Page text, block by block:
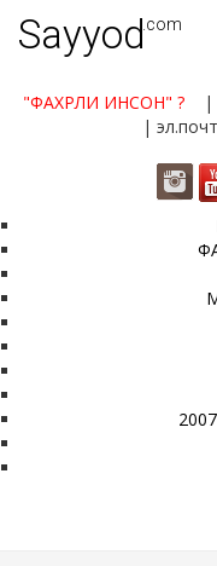
Sayyod.com
"ФАХРЛИ ИНСОН" ?
|
|